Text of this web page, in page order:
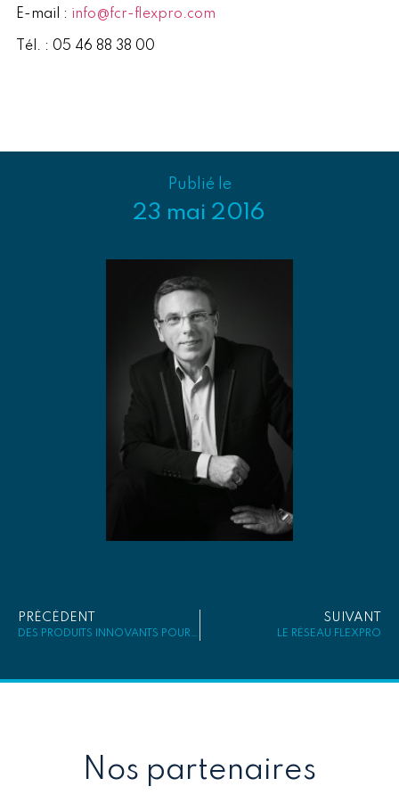
E-mail : info@fcr-flexpro.com
Tél. : 05 46 88 38 00
Publié le
23 mai 2016
PRÉCÉDENT
DES PRODUITS INNOVANTS POUR NETTOYER, NOURRIR ET PRÉSERVER LES FAÇADES
SUIVANT
LE RÉSEAU FLEXPRO
Nos partenaires